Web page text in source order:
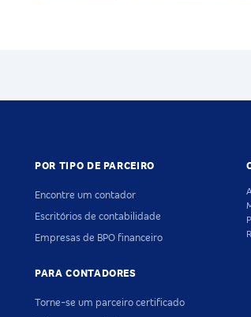
POR TIPO DE PARCEIRO
Encontre um contador
Escritórios de contabilidade
Empresas de BPO financeiro
PARA CONTADORES
Torne-se um parceiro certificado